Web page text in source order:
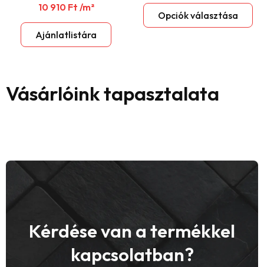
10 910 Ft /m²
Ajánlatlistára
Opciók választása
Vásárlóink tapasztalata
Kérdése van a termékkel
kapcsolatban?